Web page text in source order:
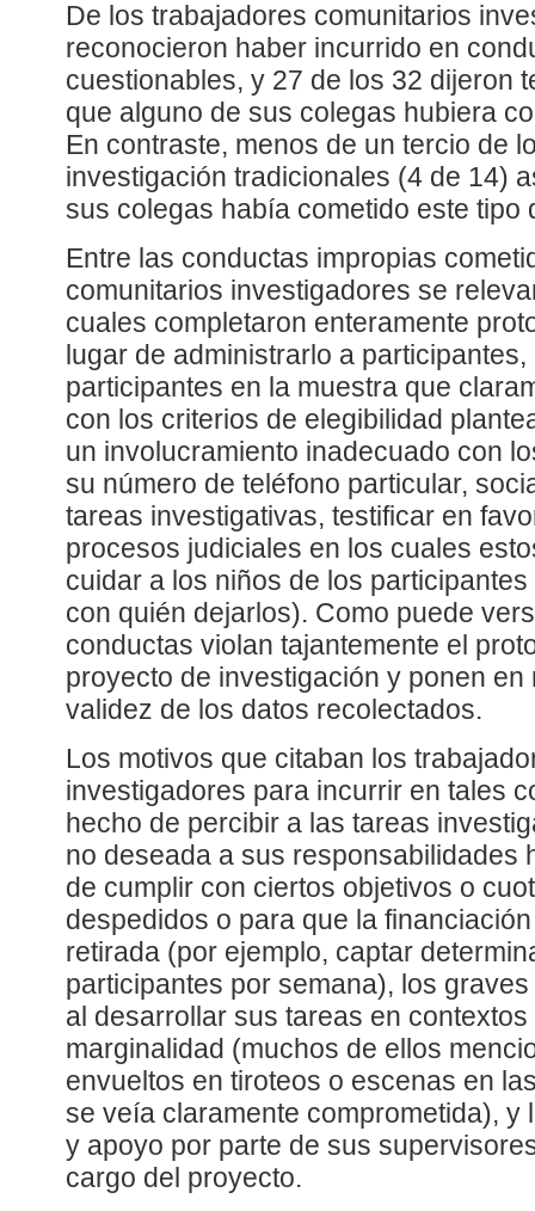
De los trabajadores comunitarios
reconocieron haber incurrido en
cuestionables, y 27 de los 32 dijeron
que alguno de sus colegas hubiera
En contraste, menos de un tercio de
investigación tradicionales (4 de 14)
sus colegas había cometido este tipo
Entre las conductas impropias
comunitarios investigadores se
cuales completaron enteramente
lugar de administrarlo a
participantes en la muestra que
con los criterios de elegibilidad
un involucramiento inadecuado con
su número de teléfono particular,
tareas investigativas, testificar en
procesos judiciales en los cuales
cuidar a los niños de los
con quién dejarlos). Como puede
conductas violan tajantemente el
proyecto de investigación y ponen
validez de los datos recolectados.
Los motivos que citaban los
investigadores para incurrir en tales
hecho de percibir a las tareas
no deseada a sus responsabilidades
de cumplir con ciertos objetivos o
despedidos o para que la
retirada (por ejemplo, captar
participantes por semana), los
al desarrollar sus tareas en
marginalidad (muchos de ellos
envueltos en tiroteos o escenas en
se veía claramente comprometida), y
y apoyo por parte de sus
cargo del proyecto.